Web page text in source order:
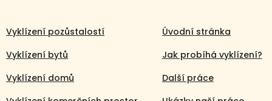
+420 608 105 106
Vyklízení pozůstalostí
Vyklízení bytů
Vyklízení domů
Úvodní stránka
Jak probíhá vyklízení?
Další práce